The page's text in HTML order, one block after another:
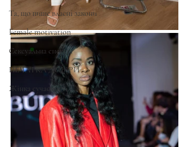
Та, що пише власні закони
Female motivation
Сексуальна енергія
ПЕЧАТКА ДОВІРИ
Жінка сучасності